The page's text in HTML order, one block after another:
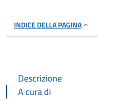
INDICE DELLA PAGINA
Descrizione
A cura di